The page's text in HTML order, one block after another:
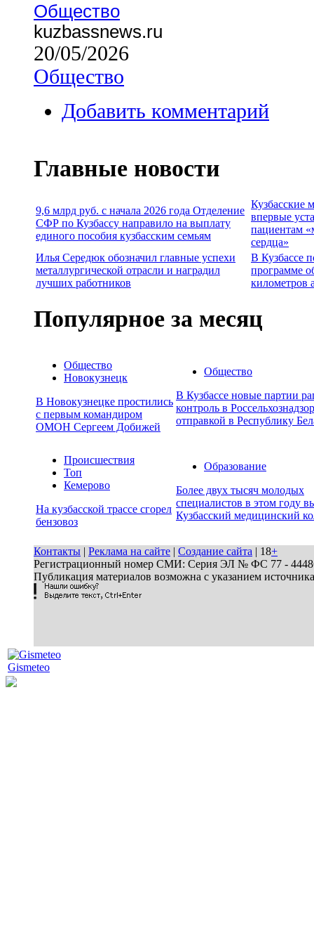
Общество
kuzbassnews.ru
20/05/2026
Общество
Добавить комментарий
Главные новости
9,6 млрд руб. с начала 2026 года Отделение
СФР по Кузбассу направило на выплату
единого пособия кузбасским семьям
Кузбасские
впервые
пациентам
сердца»
Илья Середюк обозначил главные успехи
металлургической отрасли и наградил
лучших работников
В Кузбассе
программе
километров
Популярное за месяц
Общество
Новокузнецк
В Новокузнецке простились
с первым командиром
ОМОН Сергеем Добижей
Общество
В Кузбассе новые партии
контроль в
отправкой в Республику
Происшествия
Топ
Кемерово
На кузбасской трассе сгорел
бензовоз
Образование
Более двух тысяч молодых
специалистов в этом году
Кузбасский медицинский
Контакты | Реклама на сайте | Создание сайта | 18+
Регистрационный номер СМИ: Серия ЭЛ № ФС 77 - 44486
Публикация материалов возможна с указанием
Gismeteo